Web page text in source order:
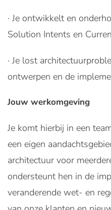
· Je ontwikkelt en
Solution Intents en
· Je lost
ontwerpen en de
Jouw werkomgeving
Je komt hierbij in een
een eigen
architectuur voor
ondersteunt hen in de
veranderende wet- en